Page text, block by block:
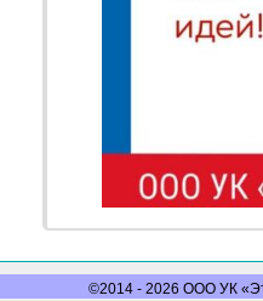
©2014 - 2026 ООО УК